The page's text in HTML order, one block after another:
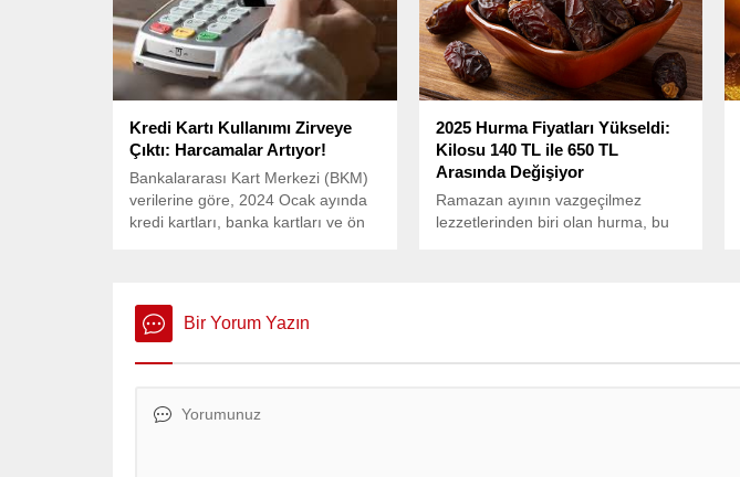
Kredi Kartı Kullanımı Zirveye
Çıktı: Harcamalar Artıyor!
Bankalararası Kart Merkezi (BKM)
verilerine göre, 2024 Ocak ayında
kredi kartları, banka kartları ve ön
trilyon liraya ulaşmış durumda.
2025 Hurma Fiyatları Yükseldi:
Kilosu 140 TL ile 650 TL
Arasında Değişiyor
Ramazan ayının vazgeçilmez
lezzetlerinden biri olan hurma, bu
Bir Yorum Yazın